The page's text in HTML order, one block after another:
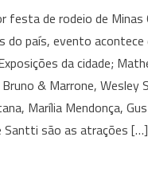
festa de rodeio de Minas
do país, evento acontece
da cidade;
& Marrone, Wesley
Marília Mendonça,
Santti são as atrações […]